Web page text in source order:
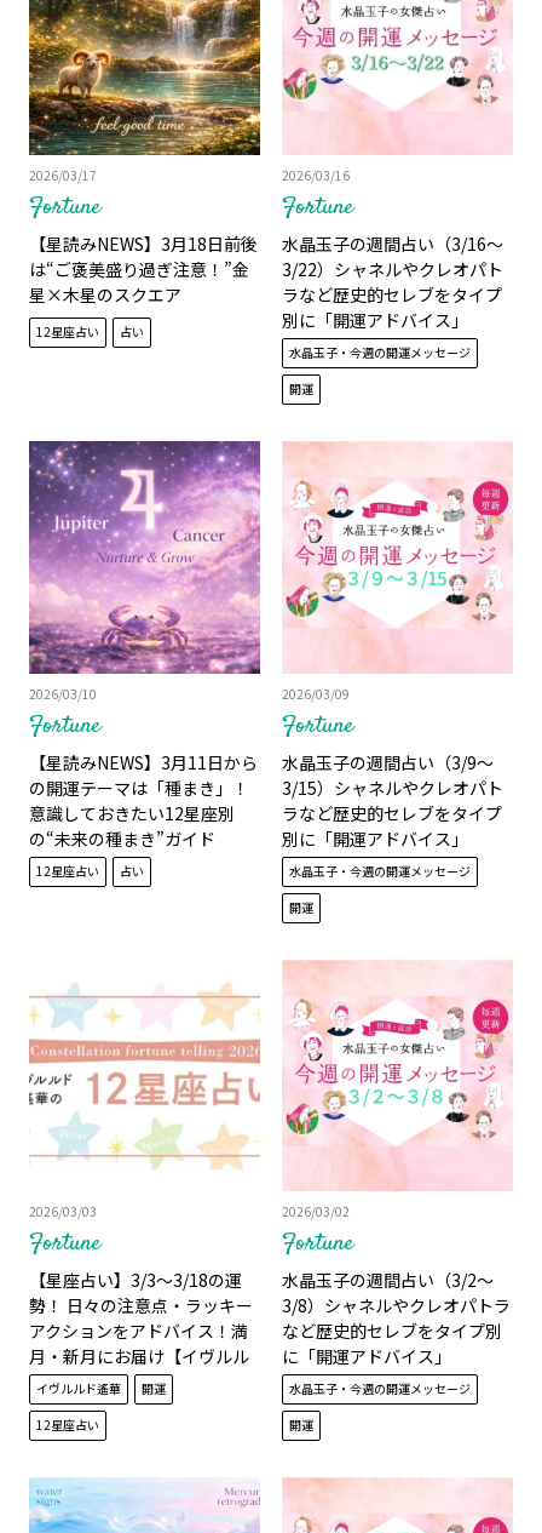
Fortune
2026/03/17
【星読みNEWS】3月18日前後
は“ご褒美盛り過ぎ注意！”金
星×木星のスクエア
12星座占い 占い
Fortune
2026/03/16
水晶玉子の週間占い（3/16～
3/22）シャネルやクレオパト
ラなど歴史的セレブをタイプ
別に「開運アドバイス」
水晶玉子・今週の開運メッセージ
開運
Fortune
2026/03/10
【星読みNEWS】3月11日から
の開運テーマは「種まき」！
意識しておきたい12星座別
の“未来の種まき”ガイド
12星座占い 占い
Fortune
2026/03/09
水晶玉子の週間占い（3/9～
3/15）シャネルやクレオパト
ラなど歴史的セレブをタイプ
別に「開運アドバイス」
水晶玉子・今週の開運メッセージ
開運
Fortune
2026/03/03
【星座占い】3/3～3/18の運
勢！ 日々の注意点・ラッキー
アクションをアドバイス！満
月・新月にお届け【イヴルル
ド遙華】
イヴルルド遙華
開運
12星座占い
Fortune
2026/03/02
水晶玉子の週間占い（3/2～
3/8）シャネルやクレオパトラ
など歴史的セレブをタイプ別
に「開運アドバイス」
水晶玉子・今週の開運メッセージ
開運